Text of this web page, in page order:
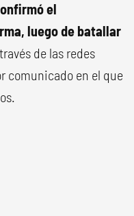
el
luego de batallar
de las redes
comunicado en el que